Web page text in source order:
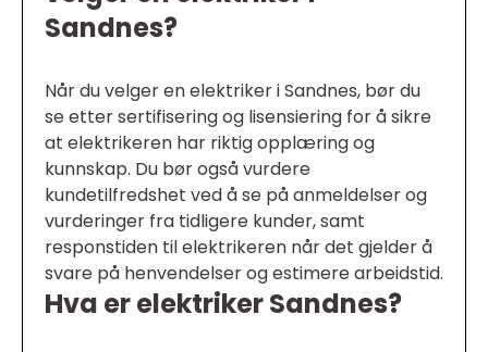
Sandnes?
Når du velger en elektriker i Sandnes, bør du
se etter sertifisering og lisensiering for å sikre
at elektrikeren har riktig opplæring og
kunnskap. Du bør også vurdere
kundetilfredshet ved å se på anmeldelser og
vurderinger fra tidligere kunder, samt
responstiden til elektrikeren når det gjelder å
svare på henvendelser og estimere arbeidstid.
Hva er elektriker Sandnes?